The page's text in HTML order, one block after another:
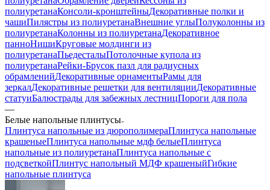
полиуретанаКонсоли-кронштейныДекоративные полки и
чашиПилястры из полиуретанаВнешние углыПолуколонны из
полиуретанаКолонны из полиуретанаДекоративное
панноНишиКруговые молдинги из
полиуретанаПьедесталыПотолочные купола из
полиуретанаРейки-Брусок пазл для радиусных
обрамленийДекоративные орнаментыРамы для
зеркалДекоративные решетки для вентиляцииДекоративные
статуиБалюстрады для забежных лестницПороги для пола
—
Белые напольные плинтусы
Плинтуса напольные из дюрополимераПлинтуса напольные
крашеныеПлинтуса напольные мдф белыеПлинтуса
напольные из полиуретанаПлинтуса напольные с
подсветкойПлинтус напольный МДФ крашеныйГибкие
напольные плинтуса